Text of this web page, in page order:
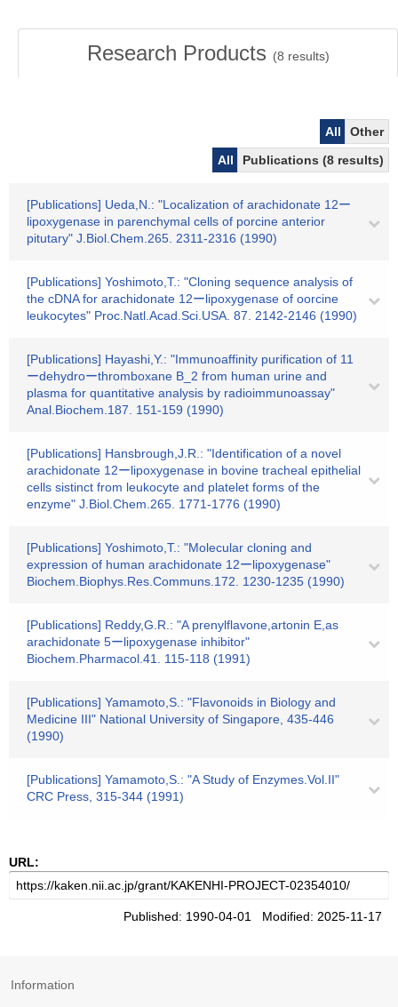
Research Products (8 results)
All
Other
All
Publications (8 results)
[Publications] Ueda,N.: "Localization of arachidonate 12ー
lipoxygenase in parenchymal cells of porcine anterior
pitutary" J.Biol.Chem.265. 2311-2316 (1990)
[Publications] Yoshimoto,T.: "Cloning sequence analysis of
the cDNA for arachidonate 12ーlipoxygenase of oorcine
leukocytes" Proc.Natl.Acad.Sci.USA. 87. 2142-2146 (1990)
[Publications] Hayashi,Y.: "Immunoaffinity purification of 11
ーdehydroーthromboxane B_2 from human urine and
plasma for quantitative analysis by radioimmunoassay"
Anal.Biochem.187. 151-159 (1990)
[Publications] Hansbrough,J.R.: "Identification of a novel
arachidonate 12ーlipoxygenase in bovine tracheal epithelial
cells sistinct from leukocyte and platelet forms of the
enzyme" J.Biol.Chem.265. 1771-1776 (1990)
[Publications] Yoshimoto,T.: "Molecular cloning and
expression of human arachidonate 12ーlipoxygenase"
Biochem.Biophys.Res.Communs.172. 1230-1235 (1990)
[Publications] Reddy,G.R.: "A prenylflavone,artonin E,as
arachidonate 5ーlipoxygenase inhibitor"
Biochem.Pharmacol.41. 115-118 (1991)
[Publications] Yamamoto,S.: "Flavonoids in Biology and
Medicine III" National University of Singapore, 435-446
(1990)
[Publications] Yamamoto,S.: "A Study of Enzymes.Vol.II"
CRC Press, 315-344 (1991)
URL:
Published: 1990-04-01 Modified: 2025-11-17
Information